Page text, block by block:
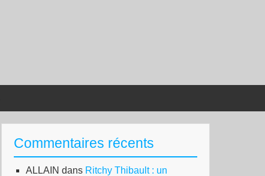
Commentaires récents
ALLAIN dans Ritchy Thibault : un